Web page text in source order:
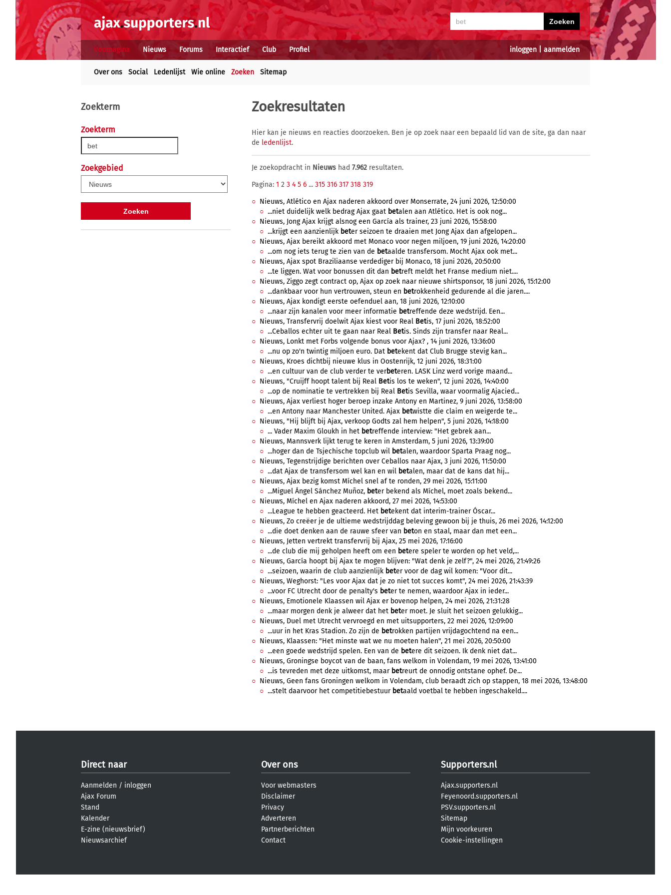
inloggen aanmelden
Voorpagina Nieuws Forums Interactief Club Profiel
Over ons Social Ledenlijst Wie online Zoeken Sitemap
Zoekterm
Zoekterm
Zoekgebied
Zoekresultaten
Hier kan je nieuws en reacties doorzoeken. Ben je op zoek naar een bepaald lid van de site, ga dan naar
de ledenlijst.
Je zoekopdracht in Nieuws had 7.962 resultaten.
Pagina: 1 2 3 4 5 6 ... 315 316 317 318 319
Nieuws, Atlético en Ajax naderen akkoord over Monserrate, 24 juni 2026, 12:50:00
...niet duidelijk welk bedrag Ajax gaat betalen aan Atlético. Het is ook nog...
Nieuws, Jong Ajax krijgt alsnog een García als trainer, 23 juni 2026, 15:58:00
...krijgt een aanzienlijk beter seizoen te draaien met Jong Ajax dan afgelopen...
Nieuws, Ajax bereikt akkoord met Monaco voor negen miljoen, 19 juni 2026, 14:20:00
...om nog iets terug te zien van de betaalde transfersom. Mocht Ajax ook met...
Nieuws, Ajax spot Braziliaanse verdediger bij Monaco, 18 juni 2026, 20:50:00
...te liggen. Wat voor bonussen dit dan betreft meldt het Franse medium niet....
Nieuws, Ziggo zegt contract op, Ajax op zoek naar nieuwe shirtsponsor, 18 juni 2026, 15:12:00
...dankbaar voor hun vertrouwen, steun en betrokkenheid gedurende al die jaren....
Nieuws, Ajax kondigt eerste oefenduel aan, 18 juni 2026, 12:10:00
...naar zijn kanalen voor meer informatie betreffende deze wedstrijd. Een...
Nieuws, Transfervrij doelwit Ajax kiest voor Real Betis, 17 juni 2026, 18:52:00
...Ceballos echter uit te gaan naar Real Betis. Sinds zijn transfer naar Real...
Nieuws, Lonkt met Forbs volgende bonus voor Ajax? , 14 juni 2026, 13:36:00
...nu op zo'n twintig miljoen euro. Dat betekent dat Club Brugge stevig kan...
Nieuws, Kroes dichtbij nieuwe klus in Oostenrijk, 12 juni 2026, 18:31:00
...en cultuur van de club verder te verbeteren. LASK Linz werd vorige maand...
Nieuws, "Cruijff hoopt talent bij Real Betis los te weken", 12 juni 2026, 14:40:00
...op de nominatie te vertrekken bij Real Betis Sevilla, waar voormalig Ajacied...
Nieuws, Ajax verliest hoger beroep inzake Antony en Martinez, 9 juni 2026, 13:58:00
...en Antony naar Manchester United. Ajax betwistte die claim en weigerde te...
Nieuws, "Hij blijft bij Ajax, verkoop Godts zal hem helpen", 5 juni 2026, 14:18:00
... Vader Maxim Gloukh in het betreffende interview: "Het gebrek aan...
Nieuws, Mannsverk lijkt terug te keren in Amsterdam, 5 juni 2026, 13:39:00
...hoger dan de Tsjechische topclub wil betalen, waardoor Sparta Praag nog...
Nieuws, Tegenstrijdige berichten over Ceballos naar Ajax, 3 juni 2026, 11:50:00
...dat Ajax de transfersom wel kan en wil betalen, maar dat de kans dat hij...
Nieuws, Ajax bezig komst Míchel snel af te ronden, 29 mei 2026, 15:11:00
...Miguel Ángel Sánchez Muñoz, beter bekend als Míchel, moet zoals bekend...
Nieuws, Míchel en Ajax naderen akkoord, 27 mei 2026, 14:53:00
...League te hebben geacteerd. Het betekent dat interim-trainer Óscar...
Nieuws, Zo creëer je de ultieme wedstrijddag beleving gewoon bij je thuis, 26 mei 2026, 14:12:00
...die doet denken aan de rauwe sfeer van beton en staal, maar dan met een...
Nieuws, Jetten vertrekt transfervrij bij Ajax, 25 mei 2026, 17:16:00
...de club die mij geholpen heeft om een betere speler te worden op het veld,...
Nieuws, García hoopt bij Ajax te mogen blijven: "Wat denk je zelf?", 24 mei 2026, 21:49:26
...seizoen, waarin de club aanzienlijk beter voor de dag wil komen: "Voor dit...
Nieuws, Weghorst: "Les voor Ajax dat je zo niet tot succes komt", 24 mei 2026, 21:43:39
...voor FC Utrecht door de penalty's beter te nemen, waardoor Ajax in ieder...
Nieuws, Emotionele Klaassen wil Ajax er bovenop helpen, 24 mei 2026, 21:31:28
...maar morgen denk je alweer dat het beter moet. Je sluit het seizoen gelukkig...
Nieuws, Duel met Utrecht vervroegd en met uitsupporters, 22 mei 2026, 12:09:00
...uur in het Kras Stadion. Zo zijn de betrokken partijen vrijdagochtend na een...
Nieuws, Klaassen: "Het minste wat we nu moeten halen", 21 mei 2026, 20:50:00
...een goede wedstrijd spelen. Een van de betere dit seizoen. Ik denk niet dat...
Nieuws, Groningse boycot van de baan, fans welkom in Volendam, 19 mei 2026, 13:41:00
...is tevreden met deze uitkomst, maar betreurt de onnodig ontstane ophef. De...
Nieuws, Geen fans Groningen welkom in Volendam, club beraadt zich op stappen, 18 mei 2026, 13:48:00
...stelt daarvoor het competitiebestuur betaald voetbal te hebben ingeschakeld....
Direct naar
Aanmelden / inloggen
Ajax Forum
Stand
Kalender
E-zine (nieuwsbrief)
Nieuwsarchief
Over ons
Voor webmasters
Disclaimer
Privacy
Adverteren
Partnerberichten
Contact
Supporters.nl
Ajax.supporters.nl
Feyenoord.supporters.nl
PSV.supporters.nl
Sitemap
Mijn voorkeuren
Cookie-instellingen